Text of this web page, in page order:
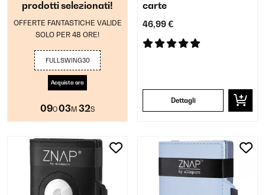
prodotti selezionati!
OFFERTE FANTASTICHE VALIDE
SOLO PER 48 ORE!
FULLSWING30
Acquista ora
09O 03M 31S
carte
46,99 €
Dettagli